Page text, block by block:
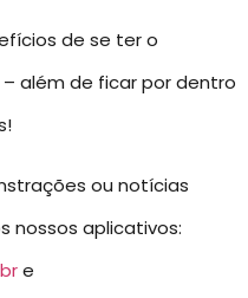
de se ter o
além de ficar por dentro
ou notícias
nossos aplicativos:
e